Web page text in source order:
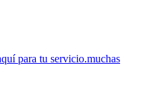
para tu servicio.muchas